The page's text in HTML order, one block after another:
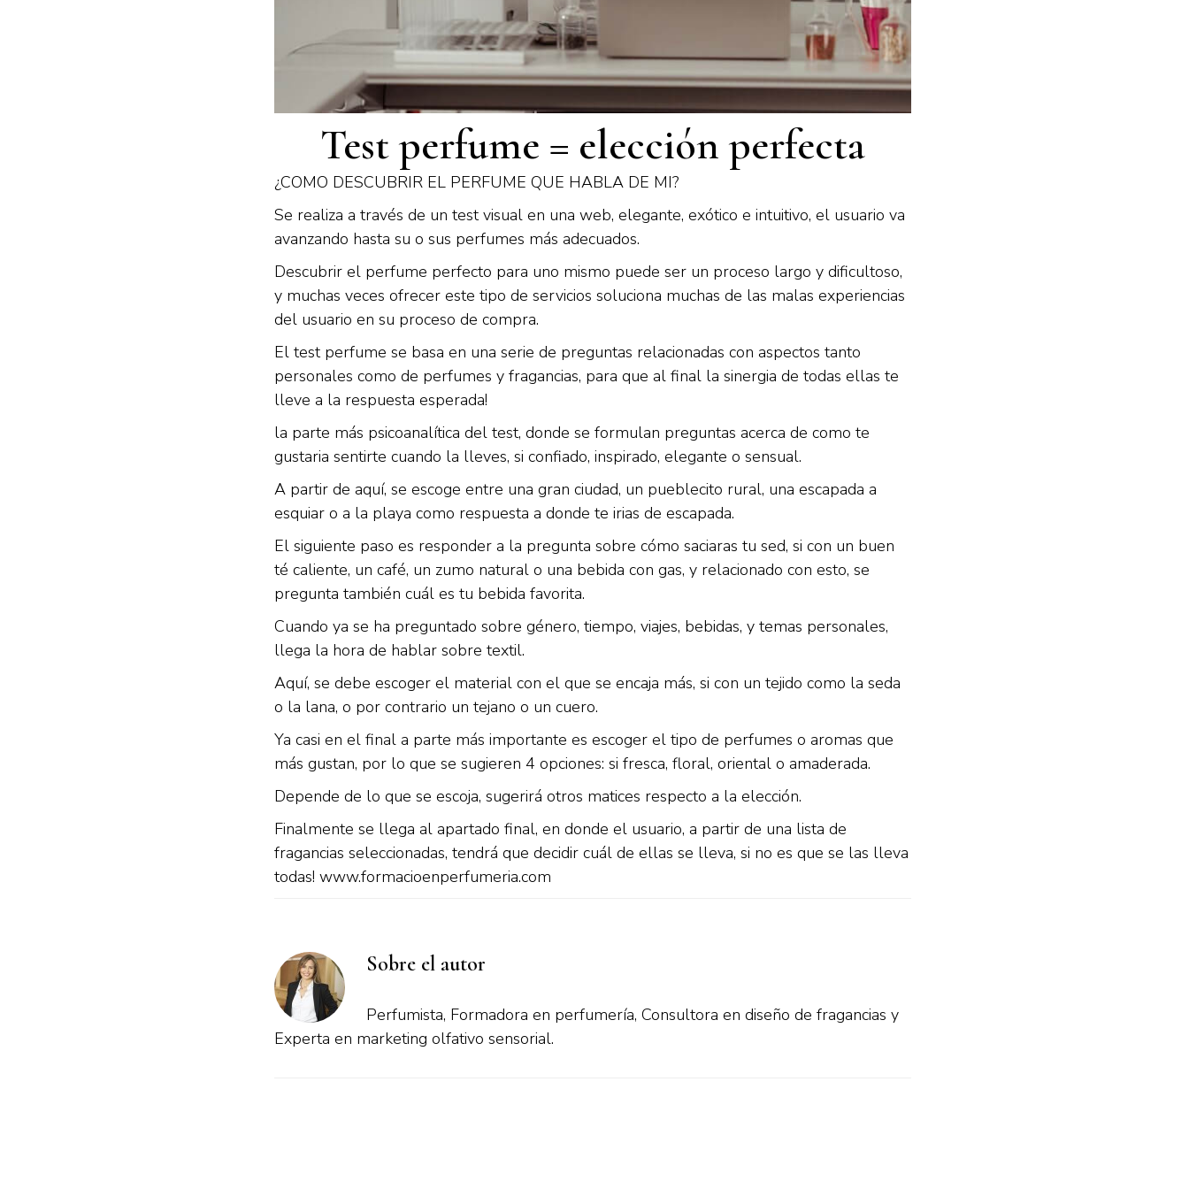
Test perfume = elección perfecta
¿COMO DESCUBRIR EL PERFUME QUE HABLA DE MI?
Se realiza a través de un test visual en una web, elegante, exótico e intuitivo, el usuario va
avanzando hasta su o sus perfumes más adecuados.
Descubrir el perfume perfecto para uno mismo puede ser un proceso largo y dificultoso,
y muchas veces ofrecer este tipo de servicios soluciona muchas de las malas experiencias
del usuario en su proceso de compra.
El test perfume se basa en una serie de preguntas relacionadas con aspectos tanto
personales como de perfumes y fragancias, para que al final la sinergia de todas ellas te
lleve a la respuesta esperada!
la parte más psicoanalítica del test, donde se formulan preguntas acerca de como te
gustaria sentirte cuando la lleves, si confiado, inspirado, elegante o sensual.
A partir de aquí, se escoge entre una gran ciudad, un pueblecito rural, una escapada a
esquiar o a la playa como respuesta a donde te irias de escapada.
El siguiente paso es responder a la pregunta sobre cómo saciaras tu sed, si con un buen
té caliente, un café, un zumo natural o una bebida con gas, y relacionado con esto, se
pregunta también cuál es tu bebida favorita.
Cuando ya se ha preguntado sobre género, tiempo, viajes, bebidas, y temas personales,
llega la hora de hablar sobre textil.
Aquí, se debe escoger el material con el que se encaja más, si con un tejido como la seda
o la lana, o por contrario un tejano o un cuero.
Ya casi en el final a parte más importante es escoger el tipo de perfumes o aromas que
más gustan, por lo que se sugieren 4 opciones: si fresca, floral, oriental o amaderada.
Depende de lo que se escoja, sugerirá otros matices respecto a la elección.
Finalmente se llega al apartado final, en donde el usuario, a partir de una lista de
fragancias seleccionadas, tendrá que decidir cuál de ellas se lleva, si no es que se las lleva
todas! www.formacioenperfumeria.com
Sobre el autor
Perfumista, Formadora en perfumería, Consultora en diseño de fragancias y
Experta en marketing olfativo sensorial.